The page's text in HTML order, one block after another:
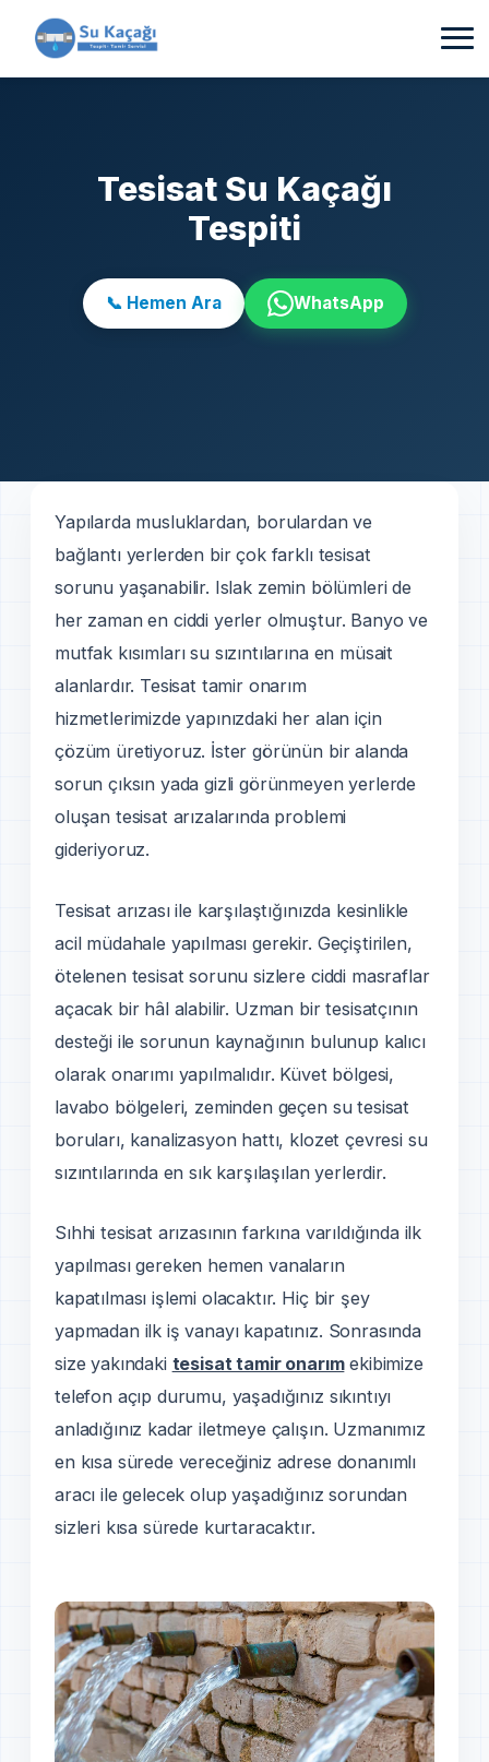
Tesisat Su Kaçağı
Tespiti
📞 Hemen Ara WhatsApp
Yapılarda musluklardan, borulardan ve
bağlantı yerlerden bir çok farklı tesisat
sorunu yaşanabilir. Islak zemin bölümleri de
her zaman en ciddi yerler olmuştur. Banyo ve
mutfak kısımları su sızıntılarına en müsait
alanlardır. Tesisat tamir onarım
hizmetlerimizde yapınızdaki her alan için
çözüm üretiyoruz. İster görünün bir alanda
sorun çıksın yada gizli görünmeyen yerlerde
oluşan tesisat arızalarında problemi
gideriyoruz.
Tesisat arızası ile karşılaştığınızda kesinlikle
acil müdahale yapılması gerekir. Geçiştirilen,
ötelenen tesisat sorunu sizlere ciddi masraflar
açacak bir hâl alabilir. Uzman bir tesisatçının
desteği ile sorunun kaynağının bulunup kalıcı
olarak onarımı yapılmalıdır. Küvet bölgesi,
lavabo bölgeleri, zeminden geçen su tesisat
boruları, kanalizasyon hattı, klozet çevresi su
sızıntılarında en sık karşılaşılan yerlerdir.
Sıhhi tesisat arızasının farkına varıldığında ilk
yapılması gereken hemen vanaların
kapatılması işlemi olacaktır. Hiç bir şey
yapmadan ilk iş vanayı kapatınız. Sonrasında
size yakındaki tesisat tamir onarımekibimize
telefon açıp durumu, yaşadığınız sıkıntıyı
anladığınız kadar iletmeye çalışın. Uzmanımız
en kısa sürede vereceğiniz adrese donanımlı
aracı ile gelecek olup yaşadığınız sorundan
sizleri kısa sürede kurtaracaktır.